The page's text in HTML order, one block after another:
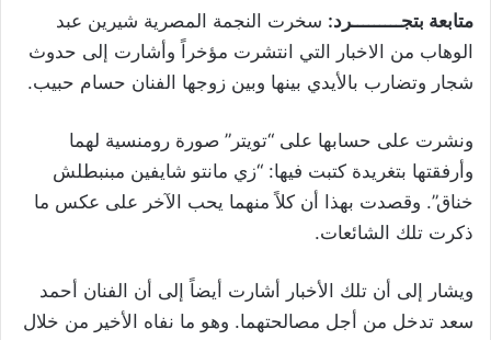
متابعة بتجـــــــــرد: سخرت النجمة المصرية شيرين عبد
الوهاب من الاخبار التي انتشرت مؤخراً وأشارت إلى حدوث
شجار وتضارب بالأيدي بينها وبين زوجها الفنان حسام حبيب.
ونشرت على حسابها على “تويتر” صورة رومنسية لهما
وأرفقتها بتغريدة كتبت فيها: “زي مانتو شايفين مبنبطلش
خناق”. وقصدت بهذا أن كلاً منهما يحب الآخر على عكس ما
ذكرت تلك الشائعات.
ويشار إلى أن تلك الأخبار أشارت أيضاً إلى أن الفنان أحمد
سعد تدخل من أجل مصالحتهما. وهو ما نفاه الأخير من خلال